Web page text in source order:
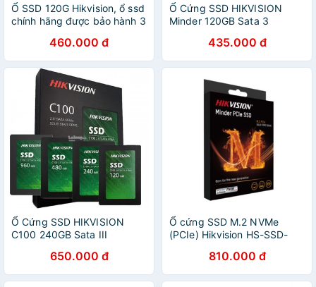
Ổ SSD 120G Hikvision, ổ ssd
chính hãng được bảo hành 3
460.000 đ
Ổ Cứng SSD HIKVISION
Minder 120GB Sata 3
435.000 đ
Ổ Cứng SSD HIKVISION
C100 240GB Sata III
650.000 đ
Ổ cứng SSD M.2 NVMe
(PCIe) Hikvision HS-SSD-
810.000 đ